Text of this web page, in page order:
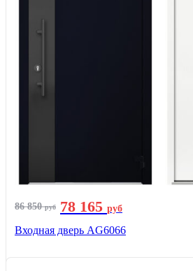
86 850руб 78 165 руб
Входная дверь AG6066